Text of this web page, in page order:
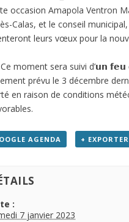
occasionAmapola Ventron
Calas, et le conseil
leurs vœux pour la
Ce moment sera suivi d’𝘂𝗻 𝗳𝗲𝘂
prévu le 3 décembre
en raison de conditions
AGENDA +
:
7 janvier 2023